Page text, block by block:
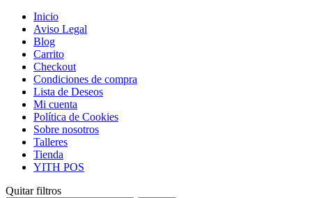
Inicio
Aviso Legal
Blog
Carrito
Checkout
Condiciones de compra
Lista de Deseos
Mi cuenta
Política de Cookies
Sobre nosotros
Talleres
Tienda
YITH POS
Quitar filtros